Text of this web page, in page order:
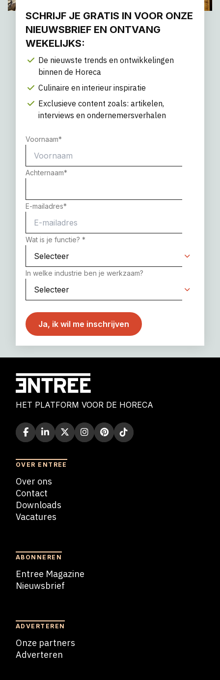
SCHRIJF JE GRATIS IN VOOR ONZE
NIEUWSBRIEF EN ONTVANG
WEKELIJKS:
De nieuwste trends en ontwikkelingen
binnen de Horeca
Culinaire en interieur inspiratie
Exclusieve content zoals: artikelen,
interviews en ondernemersverhalen
Voornaam*
Achternaam*
E-mailadres*
Wat is je functie? *
In welke industrie ben je werkzaam?
HET PLATFORM VOOR DE HORECA
OVER ENTREE
Over ons
Contact
Downloads
Vacatures
ABONNEREN
Entree Magazine
Nieuwsbrief
ADVERTEREN
Onze partners
Adverteren